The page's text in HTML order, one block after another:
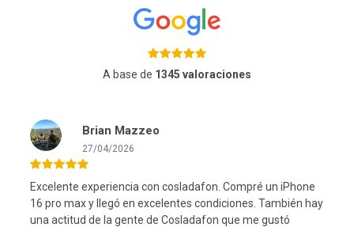
A base de 1345 valoraciones
Brian Mazzeo
27/04/2026
Excelente experiencia con cosladafon. Compré un iPhone
16 pro max y llegó en excelentes condiciones. También hay
una actitud de la gente de Cosladafon que me gustó